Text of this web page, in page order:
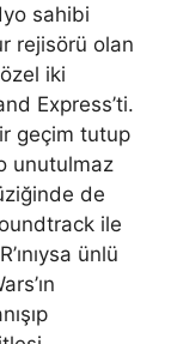
sahibi
rejisörü olan
iki
Express’ti.
geçim tutup
unutulmaz
de
ile
ünlü